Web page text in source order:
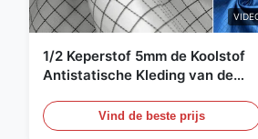
1/2 Keperstof 5mm de Koolstof
Antistatische Kleding van de
Vind de beste prijs